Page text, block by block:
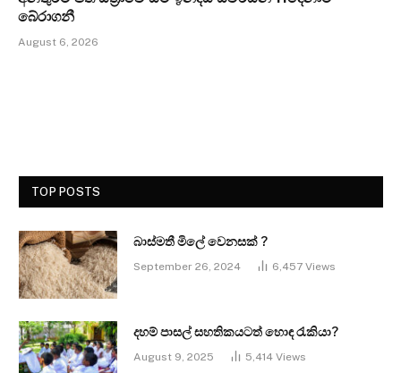
බේරාගනී
August 6, 2026
TOP POSTS
බාස්මතී මිලේ වෙනසක් ?
September 26, 2024 6,457 Views
දහම් පාසල් සහතිකයටත් හොඳ රැකියා?
August 9, 2025 5,414 Views